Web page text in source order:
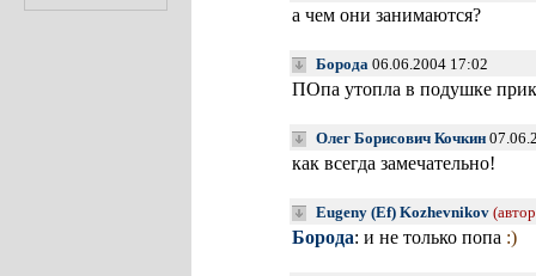
а чем они занимаются?
Борода 06.06.2004 17:02
ПОпа утопла в подушке
Олег Борисович Кочкин
как всегда замечательно!
Eugeny (Ef) Kozhevnikov
Борода: и не только попа :)